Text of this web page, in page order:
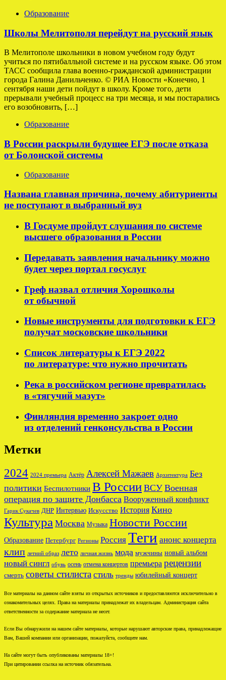
Образование
Школы Мелитополя перейдут на русский язык
В Мелитополе школьники в новом учебном году будут
учиться по пятибалльной системе и на русском языке. Об этом
ТАСС сообщила глава военно-гражданской администрации
города Галина Данильченко. © РИА Новости «Конечно, 1
сентября наши дети пойдут в школу. Кроме того, дети
прерывали учебный процесс на три месяца, и мы постарались
его возобновить, […]
Образование
В России раскрыли будущее ЕГЭ после отказа
от Болонской системы
Образование
Названа главная причина, почему абитуриенты
не поступают в выбранный вуз
В Госдуме пройдут слушания по системе
высшего образования в России
Передавать заявления начальнику можно
будет через портал госуслуг
Греф назвал отличия Хорошколы
от обычной
Новые инструменты для подготовки к ЕГЭ
получат московские школьники
Список литературы к ЕГЭ 2022
по литературе: что нужно прочитать
Река в российском регионе превратилась
в «тягучий мазут»
Финляндия временно закроет одно
из отделений генконсульства в России
Метки
2024 2024 премьера Актёр Алексей Мажаев Архитектура Без
политики Беспилотники В России ВСУ Военная
операция по защите Донбасса Вооруженный конфликт
Гарик Сукачев ДНР Интервью Искусство История Кино
Культура Москва Музыка Новости России
Образование Петербург Регионы Россия Теги анонс концерта
клип летний образ лето личная жизнь мода мужчины новый альбом
новый сингл обувь осень отмена концертов премьера рецензии
смерть советы стилиста стиль тренды юбилейный концерт
Все материалы на данном сайте взяты из открытых источников и предоставляются исключительно в
ознакомительных целях. Права на материалы принадлежат их владельцам. Администрация сайта
ответственности за содержание материала не несет.
Если Вы обнаружили на нашем сайте материалы, которые нарушают авторские права, принадлежащие
Вам, Вашей компании или организации, пожалуйста, сообщите нам.
На сайте могут быть опубликованы материалы 18+!
При цитировании ссылка на источник обязательна.